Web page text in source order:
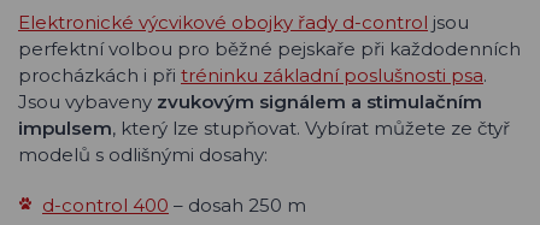
Elektronické výcvikové obojky řady d-control jsou
perfektní volbou pro běžné pejskaře při každodenních
procházkách i při tréninku základní poslušnosti psa.
Jsou vybaveny zvukovým signálem a stimulačním
impulsem, který lze stupňovat. Vybírat můžete ze čtyř
modelů s odlišnými dosahy:
d-control 400 – dosah 250 m